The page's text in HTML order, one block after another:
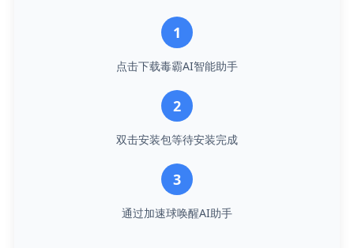
1
点击下载毒霸AI智能助手
2
双击安装包等待安装完成
3
通过加速球唤醒AI助手